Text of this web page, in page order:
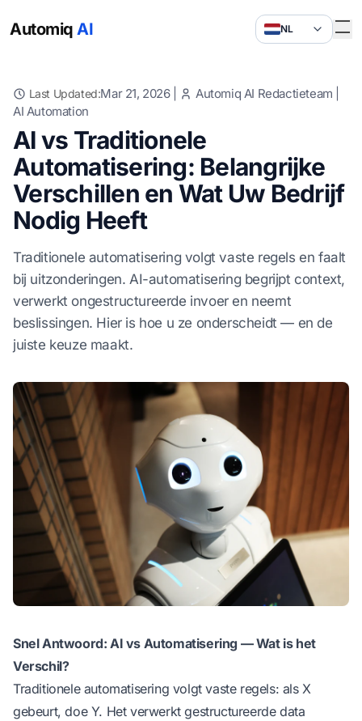
Automiq AI NL
Last Updated:Mar 21, 2026| Automiq AI Redactieteam
AI Automation
AI vs Traditionele
Automatisering: Belangrijke
Verschillen en Wat Uw Bedrijf
Nodig Heeft
Traditionele automatisering volgt vaste regels en faalt
bij uitzonderingen. AI-automatisering begrijpt context,
verwerkt ongestructureerde invoer en neemt
beslissingen. Hier is hoe u ze onderscheidt — en de
juiste keuze maakt.
Snel Antwoord: AI vs Automatisering — Wat is het
Verschil?
Traditionele automatisering volgt vaste regels: als X
gebeurt, doe Y. Het verwerkt gestructureerde data